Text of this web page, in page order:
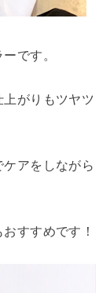
です。
がりもツヤツ
アをしながら
すすめです！